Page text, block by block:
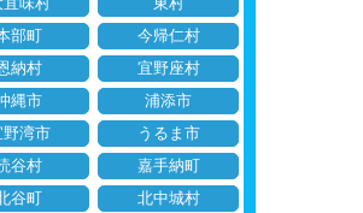
部町
今帰仁村
納村
宜野座村
縄市
浦添市
野湾市
うるま市
谷村
嘉手納町
谷町
北中城村